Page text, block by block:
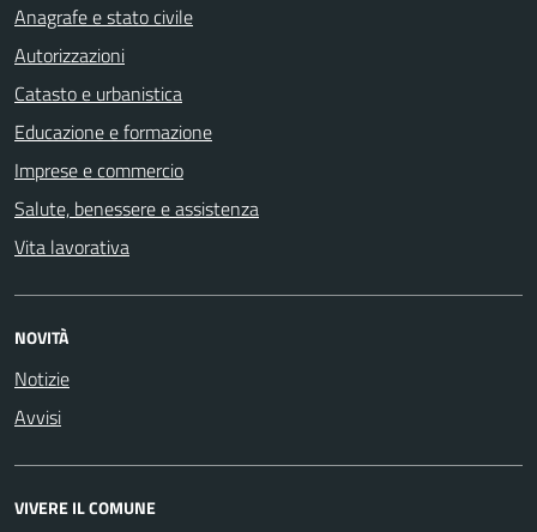
Anagrafe e stato civile
Autorizzazioni
Catasto e urbanistica
Educazione e formazione
Imprese e commercio
Salute, benessere e assistenza
Vita lavorativa
NOVITÀ
Notizie
Avvisi
VIVERE IL COMUNE